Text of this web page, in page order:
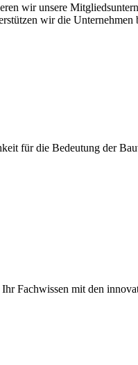
wir unsere
wir die Unternehmen
für die Bedeutung der
Fachwissen mit den